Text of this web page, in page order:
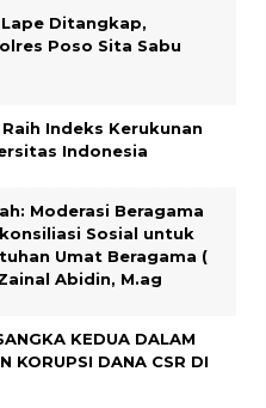
Ditangkap,
Poso Sita Sabu
Indeks Kerukunan
Indonesia
Moderasi Beragama
Sosial untuk
Umat Beragama (
Abidin, M.ag
KEDUA DALAM
KORUPSI DANA CSR DI